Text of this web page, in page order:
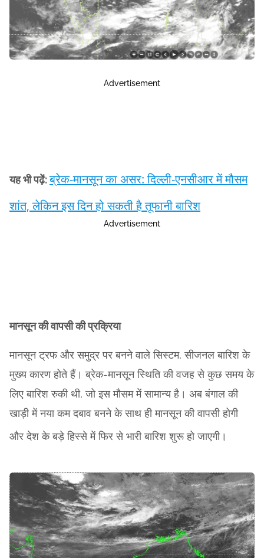
Advertisement
यह भी पढ़ें:ब्रेक-मानसून का असर: दिल्ली-एनसीआर में मौसम
शांत, लेकिन इस दिन हो सकती है तूफानी बारिश
Advertisement
मानसून की वापसी की प्रक्रिया
मानसून ट्रफ और समुद्र पर बनने वाले सिस्टम, सीजनल बारिश के
मुख्य कारण होते हैं। ब्रेक-मानसून स्थिति की वजह से कुछ समय के
लिए बारिश रुकी थी, जो इस मौसम में सामान्य है। अब बंगाल की
खाड़ी में नया कम दबाव बनने के साथ ही मानसून की वापसी होगी
और देश के बड़े हिस्से में फिर से भारी बारिश शुरू हो जाएगी।